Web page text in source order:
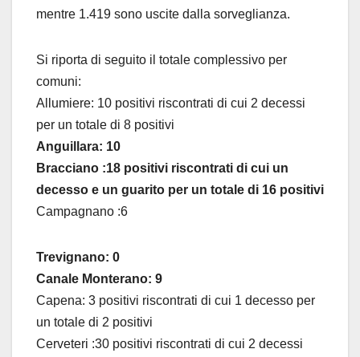
mentre 1.419 sono uscite dalla sorveglianza.
Si riporta di seguito il totale complessivo per
comuni:
Allumiere: 10 positivi riscontrati di cui 2 decessi
per un totale di 8 positivi
Anguillara: 10
Bracciano :18 positivi riscontrati di cui un
decesso e un guarito per un totale di 16 positivi
Campagnano :6
Trevignano: 0
Canale Monterano: 9
Capena: 3 positivi riscontrati di cui 1 decesso per
un totale di 2 positivi
Cerveteri :30 positivi riscontrati di cui 2 decessi